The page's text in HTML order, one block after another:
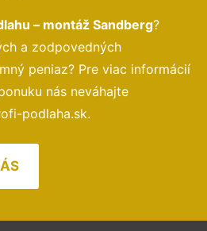
– montáž Sandberg?
a zodpovedných
peniaz? Pre viac informácií
nás neváhajte
podlaha.sk.